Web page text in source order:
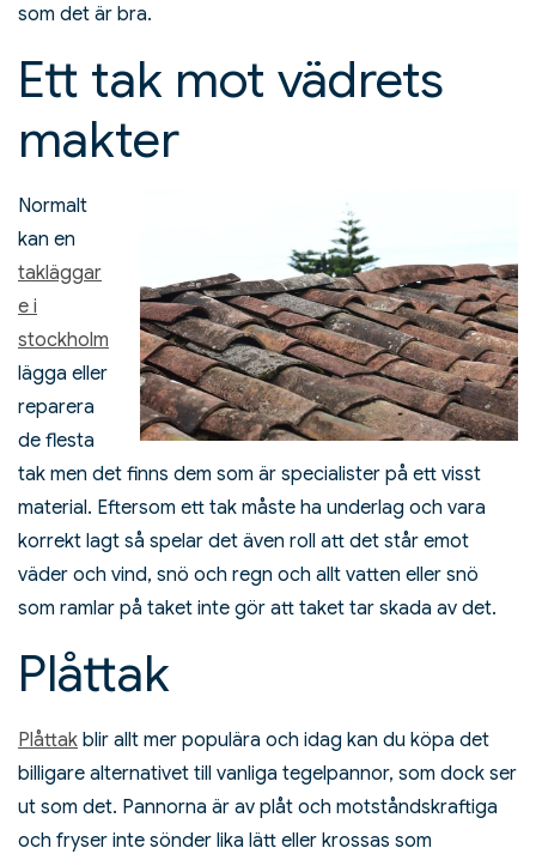
som det är bra.
Ett tak mot vädrets
makter
Normalt
kan en
takläggar
e i
stockholm
lägga eller
reparera
de flesta
tak men det finns dem som är specialister på ett visst
material. Eftersom ett tak måste ha underlag och vara
korrekt lagt så spelar det även roll att det står emot
väder och vind, snö och regn och allt vatten eller snö
som ramlar på taket inte gör att taket tar skada av det.
Plåttak
Plåttak blir allt mer populära och idag kan du köpa det
billigare alternativet till vanliga tegelpannor, som dock ser
ut som det. Pannorna är av plåt och motståndskraftiga
och fryser inte sönder lika lätt eller krossas som